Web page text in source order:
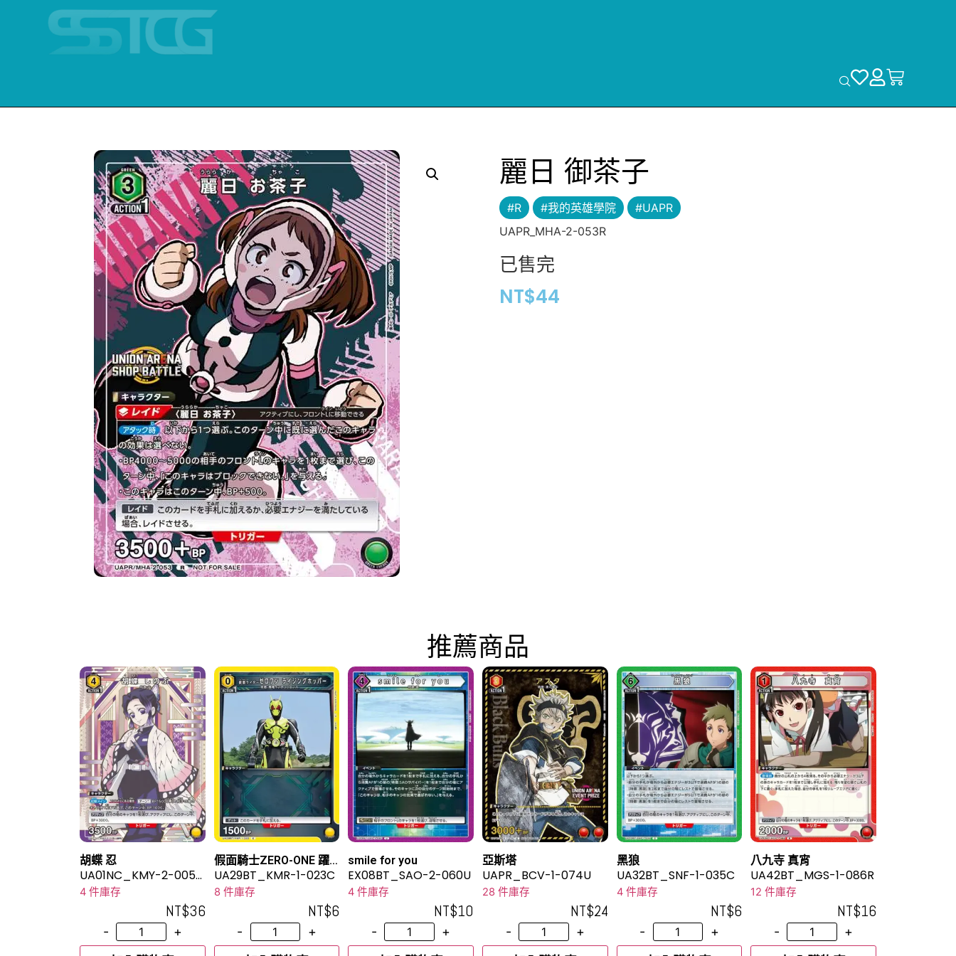
麗日 御茶子
#R #我的英雄學院
#UAPR
UAPR_MHA-2-053R
已售完
NT$44
推薦商品
胡蝶 忍
UA01NC_KMY-2-005S
P
4 件庫存
NT$36
-
+
假面騎士ZERO-ONE 躍
昇蝗蟲
UA29BT_KMR-1-023C
8 件庫存
NT$6
-
+
smile for you
EX08BT_SAO-2-060U
4 件庫存
NT$10
-
+
亞斯塔
UAPR_BCV-1-074U
28 件庫存
NT$24
-
+
黑狼
UA32BT_SNF-1-035C
4 件庫存
NT$6
-
+
八九寺 真宵
UA42BT_MGS-1-086R
12 件庫存
NT$16
-
+